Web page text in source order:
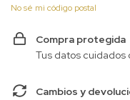
No sé mi código postal
Compra protegida
Tus datos cuidados
Cambios y